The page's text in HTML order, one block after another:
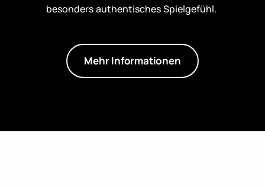
besonders authentisches Spielgefühl.
Mehr Informationen